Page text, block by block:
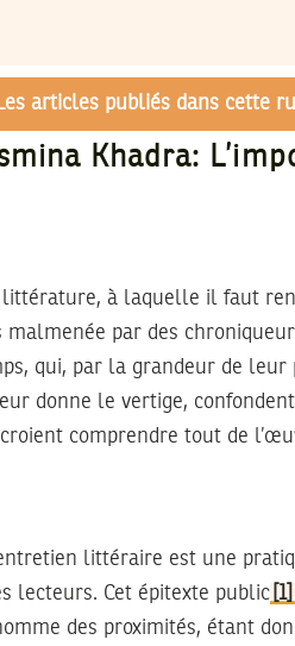
articles publiés dans cette
Khadra:
littérature, à laquelle il faut
par des
qui, par la grandeur de leur
donne le vertige,
comprendre tout de
littéraire est une
lecteurs. Cet épitexte public [1]
des proximités, étant